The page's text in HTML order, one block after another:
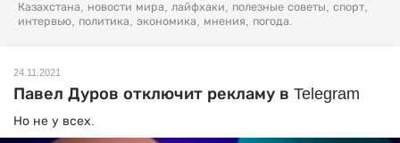
Казахстана, новости мира, лайфхаки, полезные советы, спорт,
интервью, политика, экономика, мнения, погода.
24.11.2021
Павел Дуров отключит рекламу в Telegram
Но не у всех.